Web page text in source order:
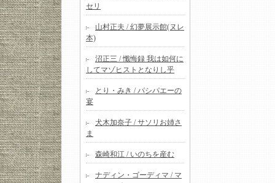
セリ
山村正夫 / 幻夢展示館(ヌレ
本)
沼正三 / 懺悔録 我は如何に
してマゾヒストとなりし乎
とり・みき / パシパエーの
宴
犬木加奈子 / サソリお姉さ
ま
森崎和江 / いのちを産む
ナディン・ゴーディマ / マ